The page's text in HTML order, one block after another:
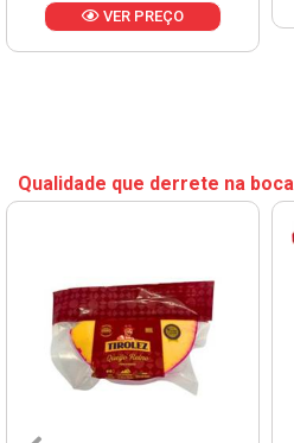
VER PREÇO
Qualidade que derrete na boca